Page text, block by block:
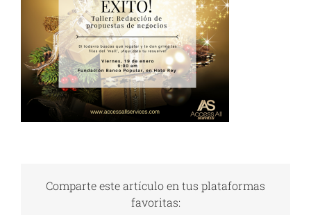
Comparte este artículo en tus plataformas
favoritas: